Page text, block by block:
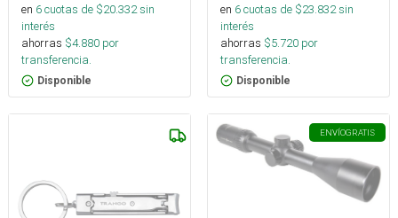
en 6cuotas de $20.332sin
interés
ahorras $4.880 por
transferencia.
Disponible
en 6cuotas de $23.832sin
interés
ahorras $5.720 por
transferencia.
Disponible
ENVÍOGRATIS